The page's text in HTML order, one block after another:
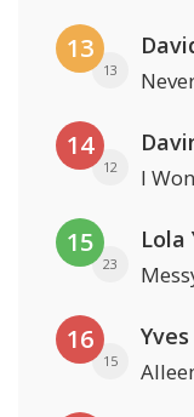
13
13
14
12 I
15
23
Lola
16
15